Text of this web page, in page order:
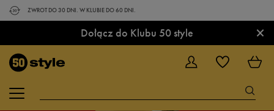
ZWROT DO 30 DNI. W KLUBIE DO 60 DNI.
Dołącz do Klubu 50 style ×